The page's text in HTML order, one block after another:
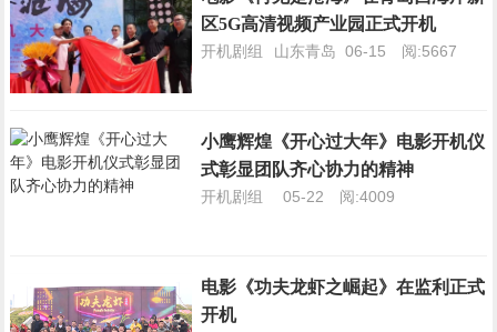
区5G高清视频产业园正式开机
开机剧组 山东青岛06-15 阅:5667
小鹰辉煌《开心过大年》电影开机仪
式彰显团队齐心协力的精神
开机剧组 05-22 阅:4009
电影《功夫龙虾之崛起》在监利正式
开机